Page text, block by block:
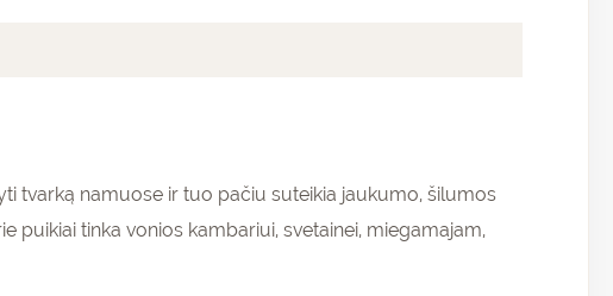
tvarką namuose ir tuo pačiu suteikia jaukumo, šilumos
puikiai tinka vonios kambariui, svetainei, miegamajam,